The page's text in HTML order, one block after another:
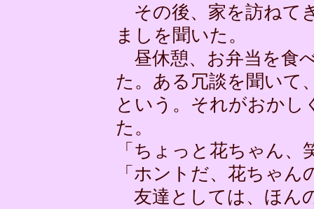
その後、家を訪ねて
ましを聞いた。
昼休憩、お弁当を食
た。ある冗談を聞いて
という。それがおかし
た。
「ちょっと花ちゃん、
「ホントだ、花ちゃ
友達としては、ほん